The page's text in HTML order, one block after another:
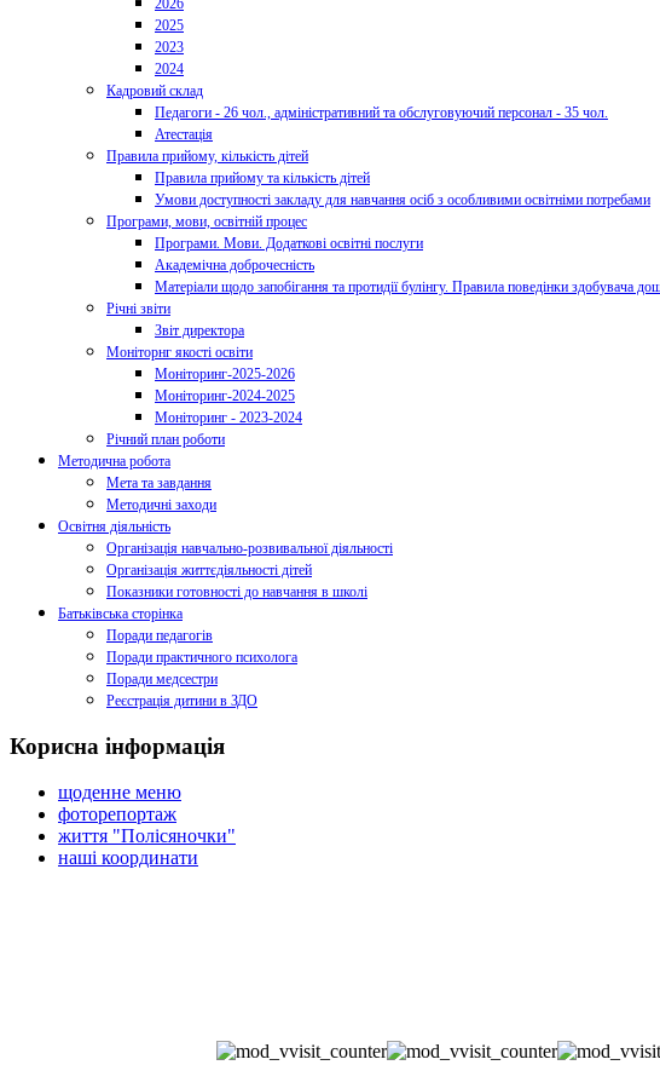
2026
2025
2023
2024
Кадровий склад
Педагоги - 26 чол., адміністративний та обслуговуючий персонал - 35 чол.
Атестація
Правила прийому, кількість дітей
Правила прийому та кількість дітей
Умови доступності закладу для навчання осіб з особливими освітніми потребами
Програми, мови, освітній процес
Програми. Мови. Додаткові освітні послуги
Академічна доброчесність
Матеріали щодо запобігання та протидії булінгу. Правила поведінки здобувача
Річні звіти
Звіт директора
Моніторнг якості освіти
Моніторинг-2025-2026
Моніторинг-2024-2025
Моніторинг - 2023-2024
Річний план роботи
Методична робота
Мета та завдання
Методичні заходи
Освітня діяльність
Організація навчально-розвивальної діяльності
Організація життєдіяльності дітей
Показники готовності до навчання в школі
Батьківська сторінка
Поради педагогів
Поради практичного психолога
Поради медсестри
Реєстрація дитини в ЗДО
Корисна інформація
щоденне меню
фоторепортаж
життя "Полісяночки"
наші координати